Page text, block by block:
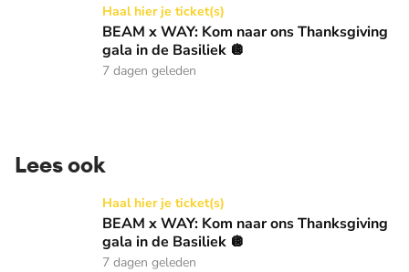
BEAM x WAY: Kom naar ons Thanksgiving gala in de
Haal hier je ticket(s)
BEAM x WAY: Kom naar ons Thanksgiving
gala in de Basiliek 🪩
7 dagen geleden
Lees ook
BEAM x WAY: Kom naar ons Thanksgiving gala in de
Haal hier je ticket(s)
BEAM x WAY: Kom naar ons Thanksgiving
gala in de Basiliek 🪩
7 dagen geleden